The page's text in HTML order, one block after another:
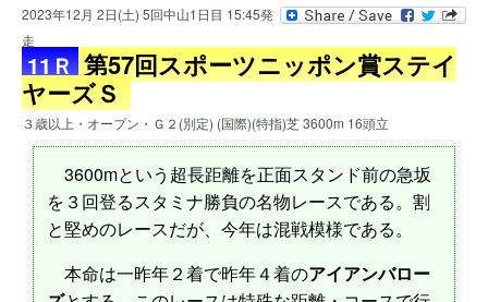
2023年12月 2日(土) 5回中山1日目 15:45発
走
11Ｒ 第57回スポーツニッポン賞ステイ
ヤーズＳ
３歳以上・オープン・Ｇ２(別定) (国際)(特指)芝 3600m 16頭立
3600mという超長距離を正面スタンド前の急坂
を３回登るスタミナ勝負の名物レースである。割
と堅めのレースだが、今年は混戦模様である。
本命は一昨年２着で昨年４着のアイアンバロー